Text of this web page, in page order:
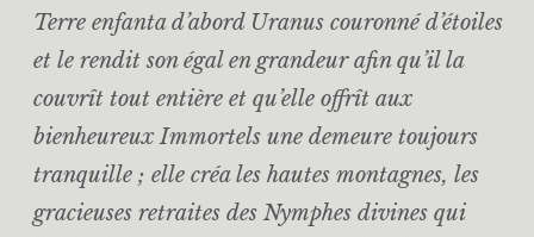
Terre enfanta d’abord Uranus couronné d’étoiles
et le rendit son égal en grandeur afin qu’il la
couvrît tout entière et qu’elle offrît aux
bienheureux Immortels une demeure toujours
tranquille ; elle créa les hautes montagnes, les
gracieuses retraites des Nymphes divines qui